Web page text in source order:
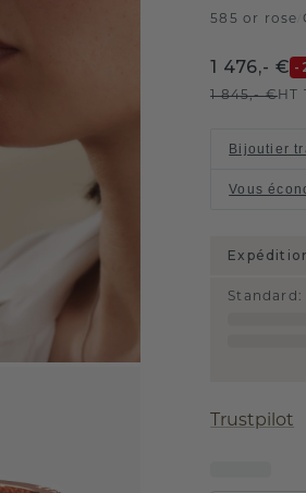
585 or rose
1 476,- € -
1 845,- €HT
Bijoutier
Vous
Standard :
Trustpilot